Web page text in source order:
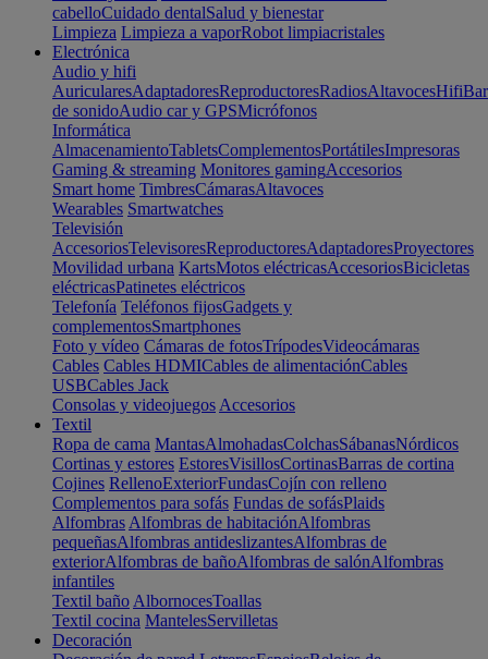
cabelloCuidado dentalSalud y bienestar
Limpieza Limpieza a vaporRobot limpiacristales
Electrónica
Audio y hifi
AuricularesAdaptadoresReproductoresRadiosAltavocesHifi
de sonidoAudio car y GPSMicrófonos
Informática
AlmacenamientoTabletsComplementosPortátilesImpresoras
Gaming & streaming Monitores gamingAccesorios
Smart home TimbresCámarasAltavoces
Wearables Smartwatches
Televisión
AccesoriosTelevisoresReproductoresAdaptadoresProyectores
Movilidad urbana KartsMotos eléctricasAccesoriosBicicletas
eléctricasPatinetes eléctricos
Telefonía Teléfonos fijosGadgets y
complementosSmartphones
Foto y vídeo Cámaras de fotosTrípodesVideocámaras
Cables Cables HDMICables de alimentaciónCables
USBCables Jack
Consolas y videojuegos Accesorios
Textil
Ropa de cama MantasAlmohadasColchasSábanasNórdicos
Cortinas y estores EstoresVisillosCortinasBarras de cortina
Cojines RellenoExteriorFundasCojín con relleno
Complementos para sofás Fundas de sofásPlaids
Alfombras Alfombras de habitaciónAlfombras
pequeñasAlfombras antideslizantesAlfombras de
exteriorAlfombras de bañoAlfombras de salónAlfombras
infantiles
Textil baño AlbornocesToallas
Textil cocina MantelesServilletas
Decoración